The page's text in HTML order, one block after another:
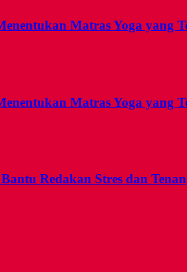
Matras Yoga yang
Matras Yoga yang
Redakan Stres dan